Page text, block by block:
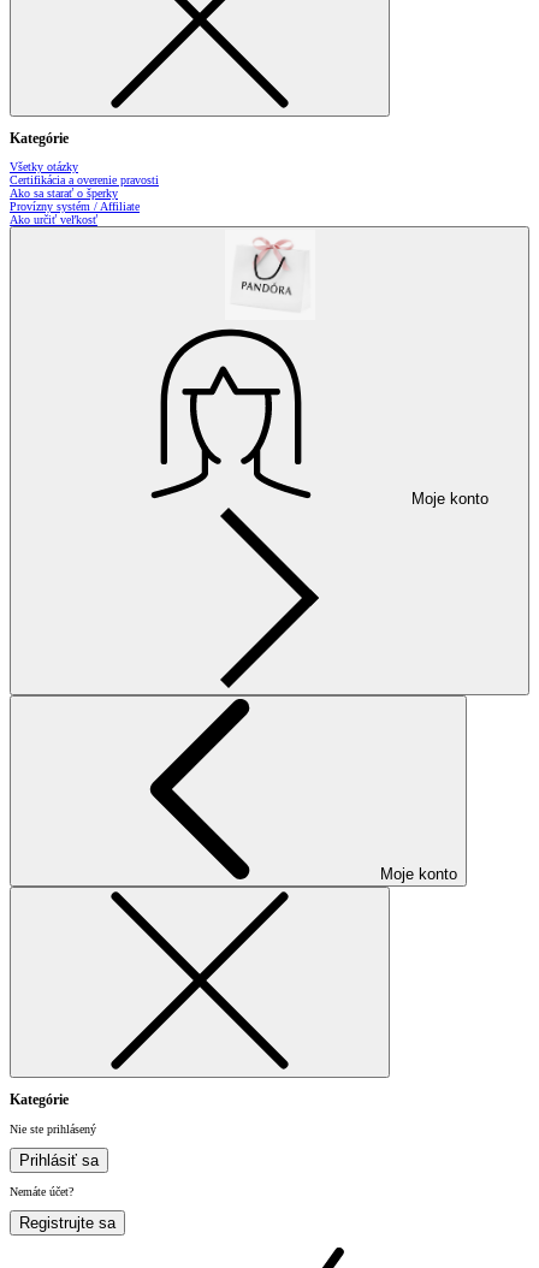
Kategórie
Všetky otázky
Certifikácia a overenie pravosti
Ako sa starať o šperky
Provízny systém / Affiliate
Ako určiť veľkosť
Moje konto
Moje konto
Kategórie
Nie ste prihlásený
Prihlásiť sa
Nemáte účet?
Registrujte sa